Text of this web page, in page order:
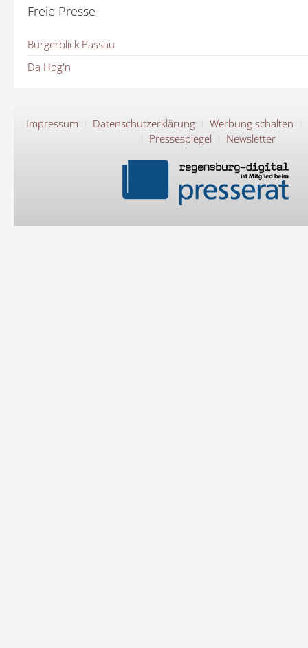
Freie Presse
Bürgerblick Passau
Da Hog'n
Impressum Datenschutzerklärung
Werbung schalten
Pressespiegel
Newsletter